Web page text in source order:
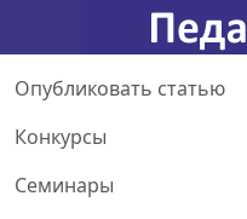
Опубликовать статью
Конкурсы
Семинары